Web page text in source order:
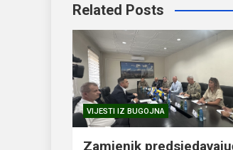
Related Posts
VIJESTI IZ BUGOJNA
Zamjenik